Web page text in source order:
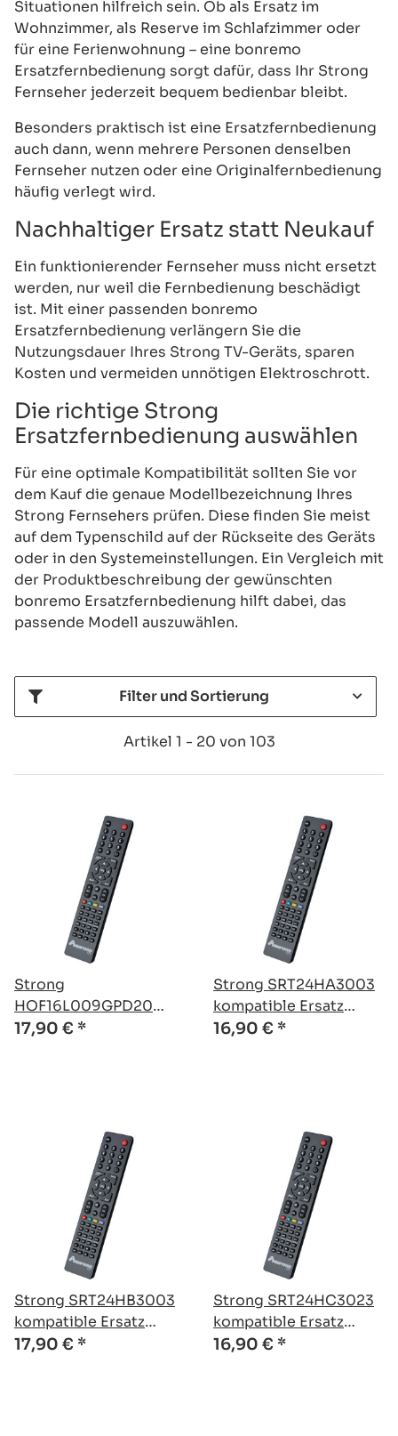
Situationen hilfreich sein. Ob als Ersatz im
Wohnzimmer, als Reserve im Schlafzimmer oder
für eine Ferienwohnung – eine bonremo
Ersatzfernbedienung sorgt dafür, dass Ihr Strong
Fernseher jederzeit bequem bedienbar bleibt.
Besonders praktisch ist eine Ersatzfernbedienung
auch dann, wenn mehrere Personen denselben
Fernseher nutzen oder eine Originalfernbedienung
häufig verlegt wird.
Nachhaltiger Ersatz statt Neukauf
Ein funktionierender Fernseher muss nicht ersetzt
werden, nur weil die Fernbedienung beschädigt
ist. Mit einer passenden bonremo
Ersatzfernbedienung verlängern Sie die
Nutzungsdauer Ihres Strong TV-Geräts, sparen
Kosten und vermeiden unnötigen Elektroschrott.
Die richtige Strong
Ersatzfernbedienung auswählen
Für eine optimale Kompatibilität sollten Sie vor
dem Kauf die genaue Modellbezeichnung Ihres
Strong Fernsehers prüfen. Diese finden Sie meist
auf dem Typenschild auf der Rückseite des Geräts
oder in den Systemeinstellungen. Ein Vergleich mit
der Produktbeschreibung der gewünschten
bonremo Ersatzfernbedienung hilft dabei, das
passende Modell auszuwählen.
Filter und Sortierung
Artikel 1 - 20 von 103
Strong
HOF16L009GPD20
kompatible Ersatz
17,90 € *
Strong SRT24HA3003
kompatible Ersatz
Fernbedienung
16,90 € *
Strong SRT24HB3003
kompatible Ersatz
Fernbedienung
17,90 € *
Strong SRT24HC3023
kompatible Ersatz
Fernbedienung
16,90 € *